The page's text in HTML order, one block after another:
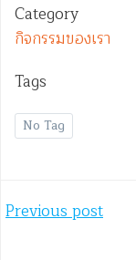
Category
กิจกรรมของเรา
Tags
No Tag
Post
Previous post